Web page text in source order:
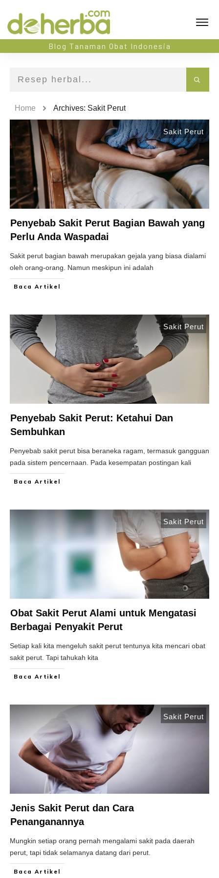
Blog Tanaman Obat Indonesia
Home Archives: Sakit Perut
Sakit Perut
Penyebab Sakit Perut Bagian Bawah yang
Perlu Anda Waspadai
Sakit perut bagian bawah merupakan gejala yang biasa dialami
oleh orang-orang. Namun meskipun ini adalah
Baca Artikel
Sakit Perut
Penyebab Sakit Perut: Ketahui Dan
Sembuhkan
Penyebab sakit perut bisa beraneka ragam, termasuk gangguan
pada sistem pencernaan. Pada kesempatan postingan kali
Baca Artikel
Sakit Perut
Obat Sakit Perut Alami untuk Mengatasi
Berbagai Penyakit Perut
Setiap kali kita mengeluh sakit perut tentunya kita mencari obat
sakit perut. Tapi tahukah kita
Baca Artikel
Sakit Perut
Jenis Sakit Perut dan Cara
Penanganannya
Mungkin setiap orang pernah mengalami sakit pada daerah
perut, tapi tidak selamanya datang dari perut.
Baca Artikel